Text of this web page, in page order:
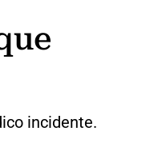
incidente.